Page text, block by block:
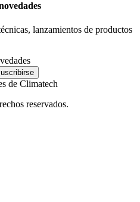
lanzamientos de productos
de Climatech
reservados.